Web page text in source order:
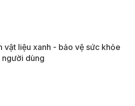
vật liệu xanh - bảo vệ sức khỏe
người dùng